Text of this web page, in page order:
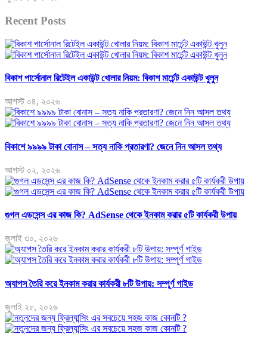
Recent Posts
বিকাশ পার্সোনাল রিটেইল একাউন্ট খোলার নিয়ম: বিকাশ মার্চেন্ট একাউন্ট খুলুন
আগস্ট ০৪, ২০২৬
বিকাশে ৯৯৯৯ টাকা বোনাস – সত্য নাকি প্রতারণা? জেনে নিন আসল তথ্য
আগস্ট ০২, ২০২৬
গুগল এডসেন্স এর কাজ কি? AdSense থেকে ইনকাম করার ৫টি কার্যকরী উপায়
জুলাই ৩০, ২০২৬
অ্যাপস তৈরি করে ইনকাম করার কার্যকরী ৮টি উপায়: সম্পূর্ণ গাইড
জুলাই ২৮, ২০২৬